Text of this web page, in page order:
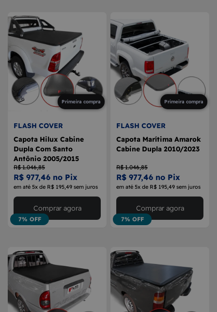
9 BOLA DE CÂMBIO
10
MÁQUINA DE VIDRO
Primeira compra
FLASH COVER
Capota Hilux Cabine
Dupla Com Santo
Antônio 2005/2015
R$ 1.046,85
R$ 977,46 no Pix
em até 5x de R$ 195,49 sem juros
7% OFF
Comprar agora
Primeira compra
FLASH COVER
Capota Marítima Amarok
Cabine Dupla 2010/2023
R$ 1.046,85
R$ 977,46 no Pix
em até 5x de R$ 195,49 sem juros
7% OFF
Comprar agora